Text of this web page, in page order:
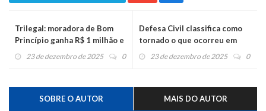
Trilegal: moradora de Bom
Princípio ganha R$ 1 milhão e
de Barão leva R$ 300 mil
23 de dezembro de 2025 0
Defesa Civil classifica como
tornado o que ocorreu em
Farroupilha
23 de dezembro de 2025 0
SOBRE O AUTOR MAIS DO AUTOR